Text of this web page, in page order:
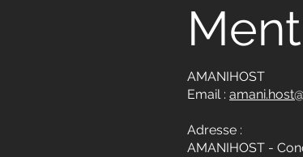
AMANIHOST
Email :
Adresse :
AMANIHOST -